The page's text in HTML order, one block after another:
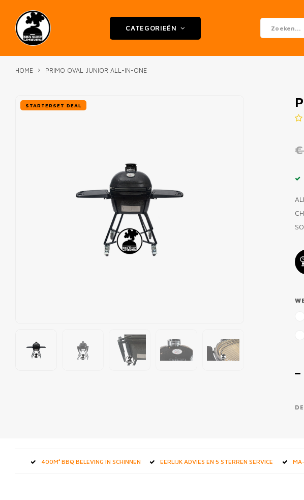
CATEGORIEËN
HOME PRIMO OVAL JUNIOR ALL-IN-ONE
STARTERSET DEAL
400M² BBQ BELEVING IN SCHINNEN EERLIJK ADVIES EN 5 STERREN SERVICE